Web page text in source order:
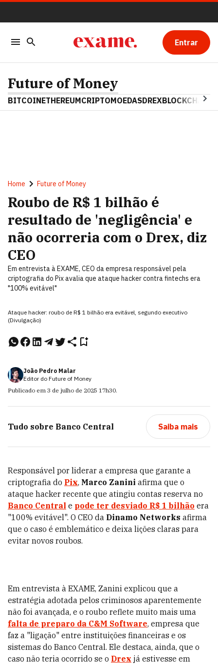
Entrar
Future of Money
BITCOINETHEREUMCRIPTOMOEDASDREXBLOCKCHAIN
Home Future of Money
Roubo de R$ 1 bilhão é
resultado de 'negligência' e
não ocorreria com o Drex, diz
CEO
Em entrevista à EXAME, CEO da empresa responsável pela
criptografia do Pix avalia que ataque hacker contra fintechs era
"100% evitável"
Ataque hacker: roubo de R$ 1 bilhão era evitável, segundo executivo
(Divulgação)
João Pedro Malar
Editor do Future of Money
Publicado em 3 de julho de 2025 17h30.
Tudo sobre Banco Central Saiba mais
Responsável por liderar a empresa que garante a
criptografia do Pix, Marco Zanini afirma que o
ataque hacker recente que atingiu contas reserva no
Banco Central e pode ter desviado R$ 1 bilhão era
"100% evitável". O CEO da Dinamo Networks afirma
que o caso é emblemático e deixa lições claras para
evitar novos roubos.
Em entrevista à EXAME, Zanini explicou que a
estratégia adotada pelos criminosos aparentemente
não foi avançada, e o roubo reflete muito mais uma
falta de preparo da C&M Software, empresa que
faz a "ligação" entre instituições financeiras e os
sistemas do Banco Central. Ele destaca, ainda, que o
caso não teria ocorrido se o Drex já estivesse em